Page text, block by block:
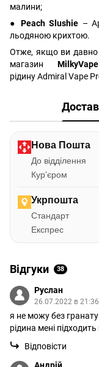
малини;
● Peach Slushie –
льодяною крихтою.
Отже, якщо ви давно
магазин
рідину Admiral Vape
Нова Пошта
До відділення
Курʼєром
Укрпошта
Стандарт
Експрес
Відгуки 38
Руслан
26.07.2022 в 21:36
я не можу без
рідина мені підходить
Відповісти
Андрій